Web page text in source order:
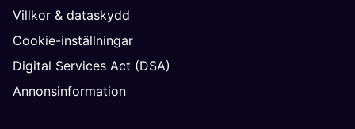
Villkor & dataskydd
Cookie-inställningar
Digital Services Act (DSA)
Annonsinformation